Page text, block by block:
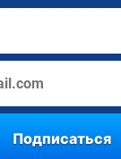
Подписаться